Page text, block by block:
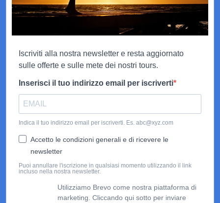
Iscriviti alla nostra newsletter e resta aggiornato
sulle offerte e sulle mete dei nostri tours.
Inserisci il tuo indirizzo email per iscriverti
Indica il tuo indirizzo email per iscriverti. Es. abc@xyz.com
Accetto le condizioni generali e di ricevere le
newsletter
Puoi annullare l'iscrizione in qualsiasi momento utilizzando il link
incluso nella nostra newsletter.
Utilizziamo Brevo come nostra piattaforma di
marketing. Cliccando qui sotto per inviare